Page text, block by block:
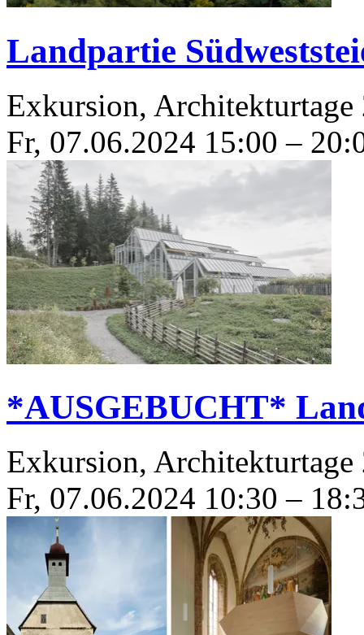
Landpartie
Exkursion, Architekturtage
Fr, 07.06.2024 15:00 –
*AUSGEBUCHT*
Exkursion, Architekturtage
Fr, 07.06.2024 10:30 –